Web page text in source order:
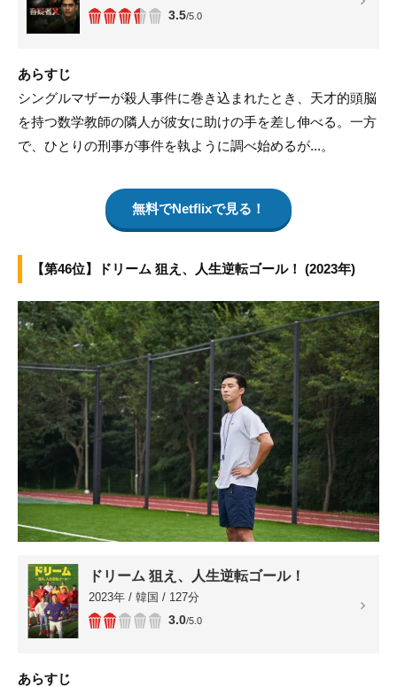
3.5/5.0
あらすじ
シングルマザーが殺人事件に巻き込まれたとき、天才的頭脳
を持つ数学教師の隣人が彼女に助けの手を差し伸べる。一方
で、ひとりの刑事が事件を執ように調べ始めるが...。
無料でNetflixで見る！
【第46位】ドリーム 狙え、人生逆転ゴール！ (2023年)
ドリーム 狙え、人生逆転ゴール！
2023年 / 韓国 / 127分
3.0/5.0
あらすじ